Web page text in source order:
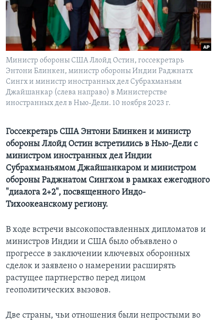
Learning English
СОЦИАЛЬНЫЕ СЕТИ
Языки
Министр обороны США Ллойд Остин, госсекретарь
Энтони Блинкен, министр обороны Индии Раджнатх
Сингх и министр иностранных дел Субрахманьям
Джайшанкар (слева направо) в Министерстве
иностранных дел в Нью-Дели. 10 ноября 2023 г.
Госсекретарь США Энтони Блинкен и министр
обороны Ллойд Остин встретились в Нью-Дели с
министром иностранных дел Индии
Субрахманьямом Джайшанкаром и министром
обороны Раджнатом Сингхом в рамках ежегодного
"диалога 2+2", посвященного Индо-
Тихоокеанскому региону.
В ходе встречи высокопоставленных дипломатов и
министров Индии и США было объявлено о
прогрессе в заключении ключевых оборонных
сделок и заявлено о намерении расширять
растущее партнерство перед лицом
геополитических вызовов.
Две страны, чьи отношения были непростыми во